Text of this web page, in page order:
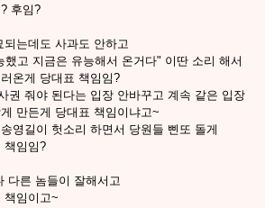
후임?
는데도 사과도 안하고
했고 지금은 유능해서 온거다" 이딴 소리 해서
온게 당대표 책임임?
권 줘야 된다는 입장 안바꾸고 계속 같은 입장
만든게 당대표 책임이냐고~
영길이 헛소리 하면서 당원들 삔또 돌게
책임임?
다른 놈들이 잘해서고
책임이고~